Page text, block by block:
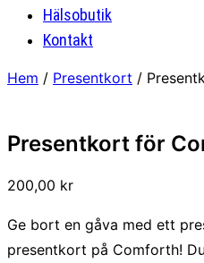
Hälsobutik
Kontakt
Hem / Presentkort /
Presentkort för
200,00 kr
Ge bort en gåva med ett
presentkort på Comforth!